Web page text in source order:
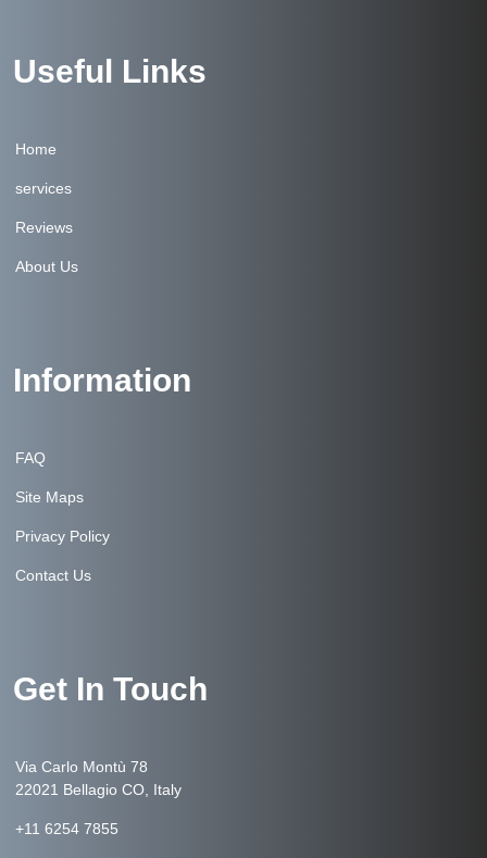
Useful Links
Home
services
Reviews
About Us
Information
FAQ
Site Maps
Privacy Policy
Contact Us
Get In Touch
Via Carlo Montù 78
22021 Bellagio CO, Italy
+11 6254 7855